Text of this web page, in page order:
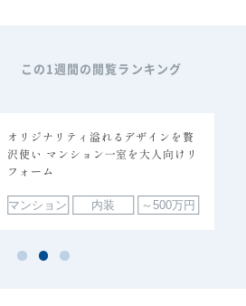
この1週間の閲覧ランキング
オリジナリティ溢れるデザインを贅
沢使い マンション一室を大人向けリ
フォーム
マンション 内装 ～500万円